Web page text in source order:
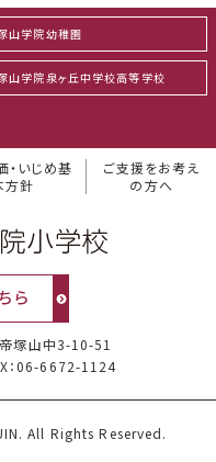
山学院幼稚園
山学院泉ヶ丘中学校高等学校
・いじめ基
方針
ご支援をお考え
の方へ
塚山中3-10-51
：06-6672-1124
All Rights Reserved.